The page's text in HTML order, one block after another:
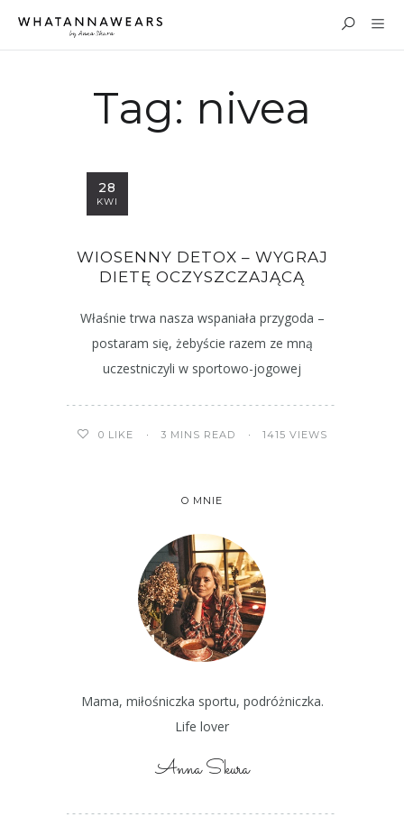
Tag: nivea
28
KWI
WIOSENNY DETOX – WYGRAJ
DIETĘ OCZYSZCZAJĄCĄ
Właśnie trwa nasza wspaniała przygoda –
postaram się, żebyście razem ze mną
uczestniczyli w sportowo-jogowej
0 LIKE 3 MINS READ 1415 VIEWS
O MNIE
Mama, miłośniczka sportu, podróżniczka.
Life lover
Anna Skura